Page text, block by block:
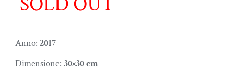
Anno: 2017
Dimensione: 30×30 cm